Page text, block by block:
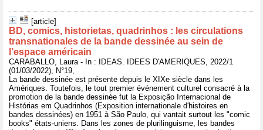
[article]
BD, comics, historietas, quadrinhos : les circulations
transnationales de la bande dessinée au sein de
l’espace américain
CARABALLO, Laura - In : IDEAS. IDEES D'AMERIQUES, 2022/1
(01/03/2022), N°19,
La bande dessinée est présente depuis le XIXe siècle dans les
Amériques. Toutefois, le tout premier événement culturel consacré à la
promotion de la bande dessinée fut la Exposição Internacional de
Histórias em Quadrinhos (Exposition internationale d'histoires en
bandes dessinées) en 1951 à São Paulo, qui vantait surtout les "comic
books" états-uniens. Dans les zones de plurilinguisme, les bandes